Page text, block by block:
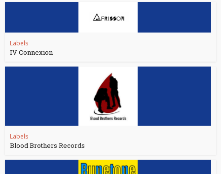
Labels
IV Connexion
Labels
Blood Brothers Records